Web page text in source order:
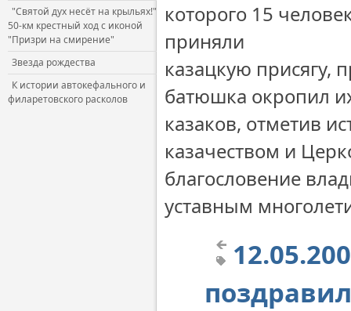
"Святой дух несёт на крыльях!"
50-км крестный ход с иконой
"Призри на смирение"
Звезда рождества
К истории автокефального и
филаретовского расколов
которого 15
приняли
казацкую присягу,
батюшка окропил
казаков, отметив
казачеством и
благословение
уставным